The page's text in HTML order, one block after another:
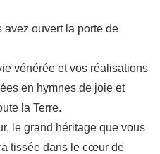
avez ouvert la porte de
vénérée et vos réalisations
en hymnes de joie et
la Terre.
le grand héritage que vous
tissée dans le cœur de